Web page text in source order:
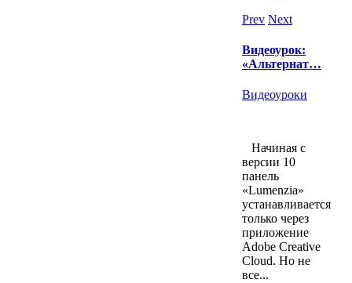
Prev Next
Видеоурок:
«Альтернат…
Видеоуроки
Начиная с
версии 10
панель
«Lumenzia»
устанавливается
только через
приложение
Adobe Creative
Cloud. Но не
все...